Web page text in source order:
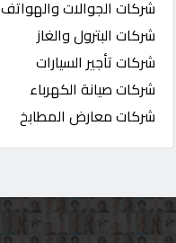
شركات الجوالات والهواتف
شركات البترول والغاز
شركات تأجير السيارات
شركات صيانة الكهرباء
شركات معارض المطابخ